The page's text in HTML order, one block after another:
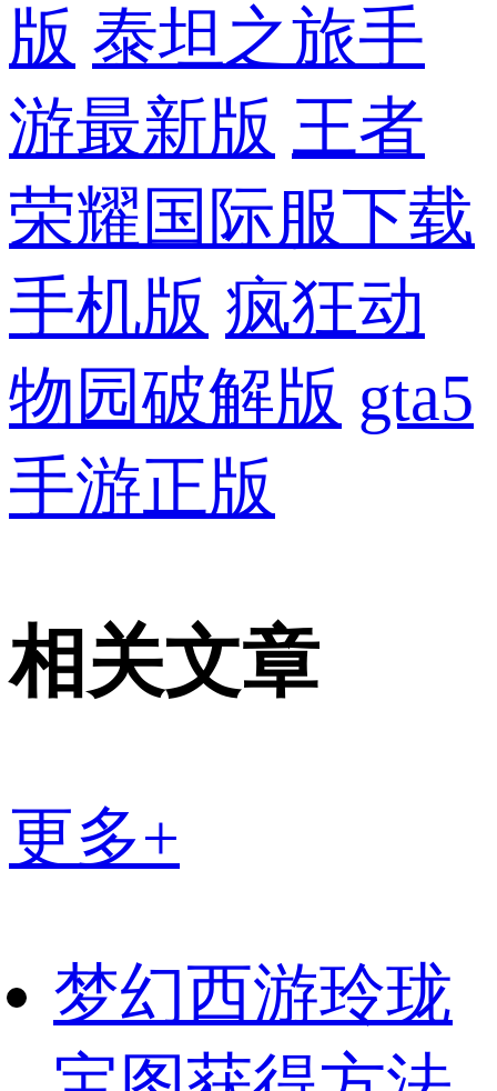
版 泰坦之旅手
游最新版 王者
荣耀国际服下载
手机版 疯狂动
物园破解版 gta5
手游正版
相关文章
更多+
梦幻西游玲珑